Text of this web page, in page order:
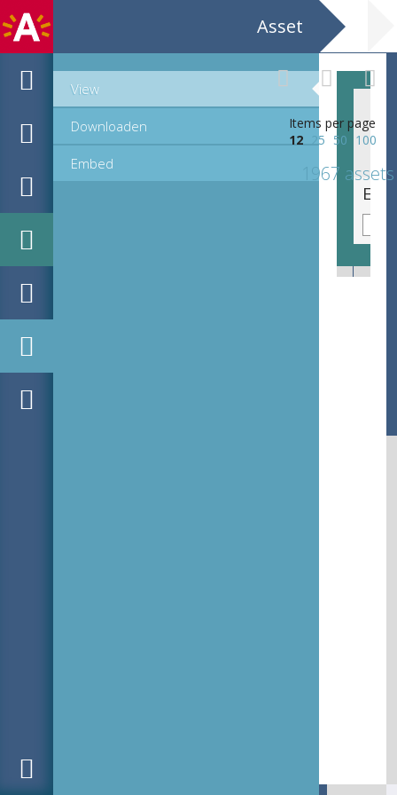
Asset
View
Downloaden
Embed
Items per page
12
25 50 100
1967 assets